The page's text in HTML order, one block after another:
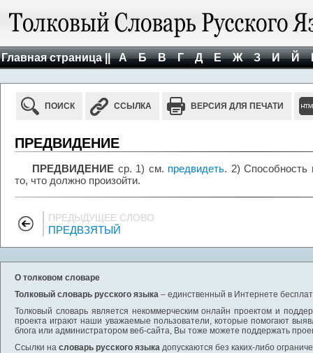
Главная страница || А Б В Г Д Е Ж З И Й
ПОИСК ССЫЛКА ВЕРСИЯ ДЛЯ ПЕЧАТИ
ПРЕДВИДЕНИЕ
ПРЕДВИДЕНИЕ ср. 1) см. предвидеть. 2) Способность
то, что должно произойти.
ПРЕДЫДУЩЕЕ СЛОВО
ПРЕДВЗЯТЫЙ
О толковом словаре
Толковый словарь русского языка – единственный в Интернете
Толковый словарь является некоммерческим онлайн проектом и
проекта играют наши уважаемые пользователи, которые помогают
блога или администратором веб-сайта, Вы тоже можете поддержать
Ссылки на словарь русского языка допускаются без каких-либо